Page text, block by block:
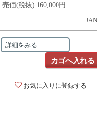
売価(税抜):160,000円
詳細をみる
カゴへ入れる
お気に入りに登録する